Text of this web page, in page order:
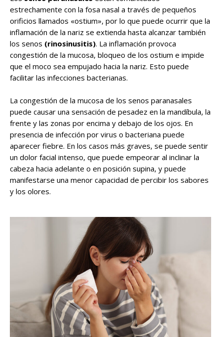
estrechamente con la fosa nasal a través de pequeños
orificios llamados «ostium», por lo que puede ocurrir que la
inflamación de la nariz se extienda hasta alcanzar también
los senos (rinosinusitis). La inflamación provoca
congestión de la mucosa, bloqueo de los ostium e impide
que el moco sea empujado hacia la nariz. Esto puede
facilitar las infecciones bacterianas.
La congestión de la mucosa de los senos paranasales
puede causar una sensación de pesadez en la mandíbula, la
frente y las zonas por encima y debajo de los ojos. En
presencia de infección por virus o bacteriana puede
aparecer fiebre. En los casos más graves, se puede sentir
un dolor facial intenso, que puede empeorar al inclinar la
cabeza hacia adelante o en posición supina, y puede
manifestarse una menor capacidad de percibir los sabores
y los olores.